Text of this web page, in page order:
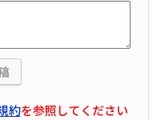
約を参照してください